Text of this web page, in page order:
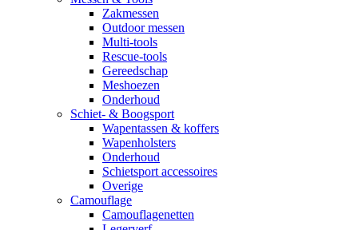
Zakmessen
Outdoor messen
Multi-tools
Rescue-tools
Gereedschap
Meshoezen
Onderhoud
Schiet- & Boogsport
Wapentassen & koffers
Wapenholsters
Onderhoud
Schietsport accessoires
Overige
Camouflage
Camouflagenetten